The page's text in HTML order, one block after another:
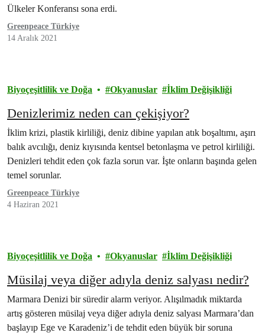
Ülkeler Konferansı sona erdi.
Greenpeace Türkiye
14 Aralık 2021
Biyoçeşitlilik ve Doğa Okyanuslar İklim Değişikliği
Denizlerimiz neden can çekişiyor?
İklim krizi, plastik kirliliği, deniz dibine yapılan atık boşaltımı, aşırı
balık avcılığı, deniz kıyısında kentsel betonlaşma ve petrol kirliliği.
Denizleri tehdit eden çok fazla sorun var. İşte onların başında gelen
temel sorunlar.
Greenpeace Türkiye
4 Haziran 2021
Biyoçeşitlilik ve Doğa Okyanuslar İklim Değişikliği
Müsilaj veya diğer adıyla deniz salyası nedir?
Marmara Denizi bir süredir alarm veriyor. Alışılmadık miktarda
artış gösteren müsilaj veya diğer adıyla deniz salyası Marmara’dan
başlayıp Ege ve Karadeniz’i de tehdit eden büyük bir soruna